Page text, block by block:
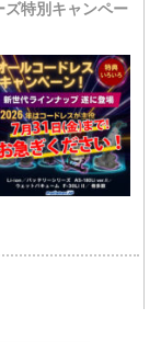
ズ特別キャンペー